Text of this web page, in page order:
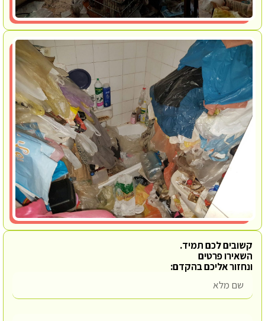
קשובים לכם תמיד.
השאירו פרטים
ונחזור אליכם בהקדם: